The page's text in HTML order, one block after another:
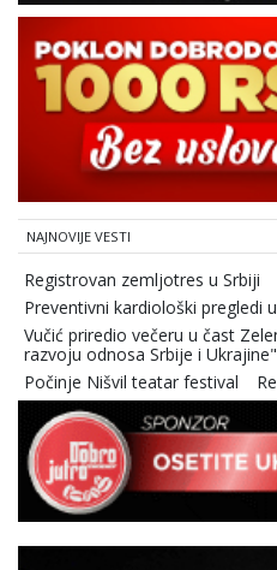
NAJNOVIJE VESTI
Registrovan zemljotres u Srbiji
Preventivni kardiološki pregledi
Vučić priredio večeru u čast
razvoju odnosa Srbije i Ukrajine"
Počinje Nišvil teatar festival